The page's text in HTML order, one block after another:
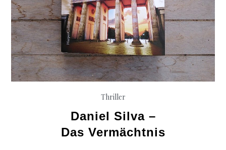
Thriller
Daniel Silva –
Das Vermächtnis